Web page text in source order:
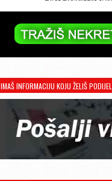
IMAŠ INFORMACIJU KOJU ŽELIŠ